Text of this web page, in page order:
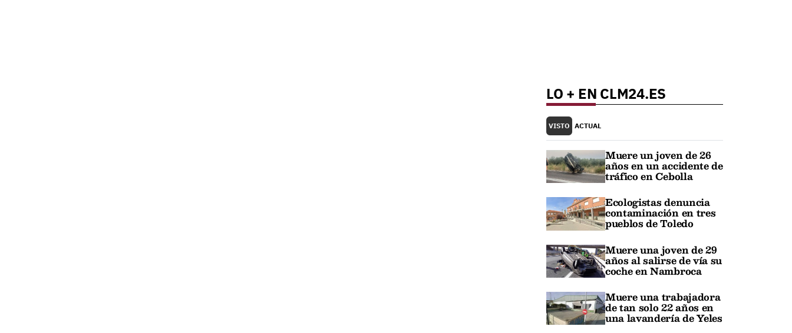
LO + EN CLM24.ES
VISTO ACTUAL
Muere un joven de 26
años en un accidente de
tráfico en Cebolla
Ecologistas denuncia
contaminación en tres
pueblos de Toledo
Muere una joven de 29
años al salirse de vía su
coche en Nambroca
Muere una trabajadora
de tan solo 22 años en
una lavandería de Yeles